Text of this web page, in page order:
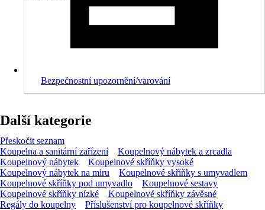
Bezpečnostní upozornění/varování
Další kategorie
Přeskočit seznam
Koupelna a sanitární zařízení
Koupelnový nábytek a zrcadla
Koupelnový nábytek
Koupelnové skříňky vysoké
Koupelnový nábytek na míru
Koupelnové skříňky s umyvadlem
Koupelnové skříňky pod umyvadlo
Koupelnové sestavy
Koupelnové skříňky nízké
Koupelnové skříňky závěsné
Regály do koupelny
Příslušenství pro koupelnové skříňky